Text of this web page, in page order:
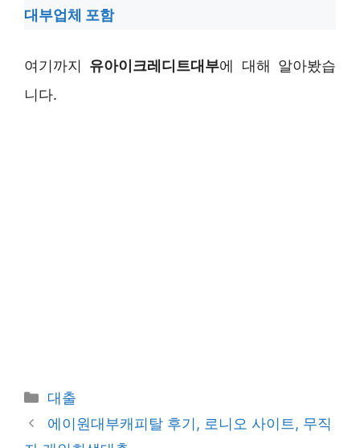
대부업체 포함
여기까지 유아이크레디트대부에 대해 알아봤습
니다.
카
테
대출
에이원대부캐피탈 후기, 로니오 사이트, 무직